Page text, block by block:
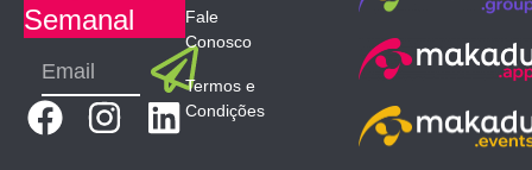
Semanal
Submit
F
I
L
Fale
Conosco
Termos e
Condições